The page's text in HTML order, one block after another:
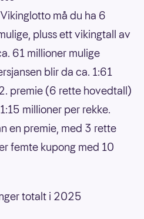
må du ha 6
pluss ett vikingtall av
61 millioner mulige
blir da ca. 1:61
premie (6 rette hovedtall)
millioner per rekke.
en premie, med 3 rette
femte kupong med 10
totalt i 2025